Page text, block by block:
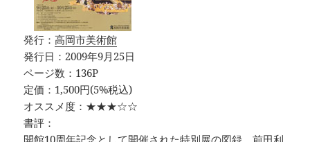
発行：高岡市美術館
発行日：2009年9月25日
ページ数：136P
定価：1,500円(5%税込)
オススメ度：★★★☆☆
書評：
開館10周年記念として開催された特別展の図録。前田利